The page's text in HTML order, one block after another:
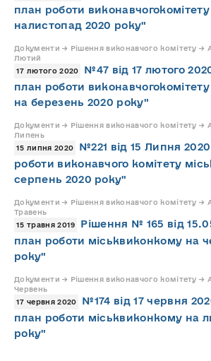
план роботи виконавчогокомітету
налистопад 2020 року"
Документи → Рішення виконавчого комітету →
Лютий
17 лютого 2020
№47 від 17 лютого
план роботи виконавчогокомітету
на березень 2020 року"
Документи → Рішення виконавчого комітету →
Липень
15 липня 2020
№221 від 15 Липня
роботи виконавчого комітету
серпень 2020 року"
Документи → Рішення виконавчого комітету →
Травень
15 травня 2019
Рішення № 165 від
план роботи міськвиконкому на
року"
Документи → Рішення виконавчого комітету →
Червень
17 червня 2020
№174 від 17 червня
план роботи міськвиконкому на
року"